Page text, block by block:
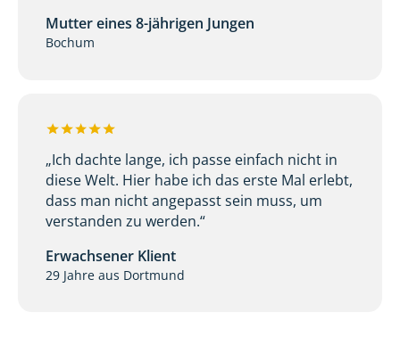
Mutter eines 8-jährigen Jungen
Bochum
„Ich dachte lange, ich passe einfach nicht in
diese Welt. Hier habe ich das erste Mal erlebt,
dass man nicht angepasst sein muss, um
verstanden zu werden.“
Erwachsener Klient
29 Jahre aus Dortmund